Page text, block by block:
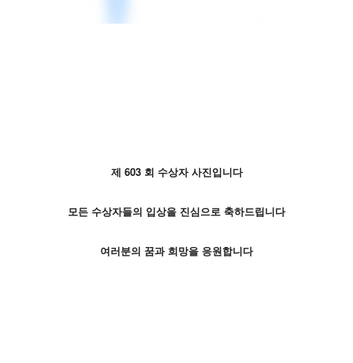
제 603회 수상자 사진입니다
모든 수상자들의 입상을 진심으로 축하드립니다
여러분의 꿈과 희망을 응원합니다